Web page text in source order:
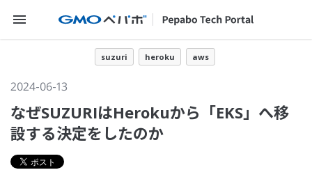
メニューを開く
suzuri heroku aws
2024-06-13
なぜSUZURIはHerokuから「EKS」へ移
設する決定をしたのか